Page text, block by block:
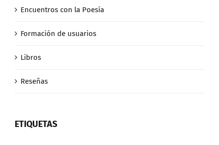
Encuentros con la Poesía
Formación de usuarios
Libros
Reseñas
ETIQUETAS